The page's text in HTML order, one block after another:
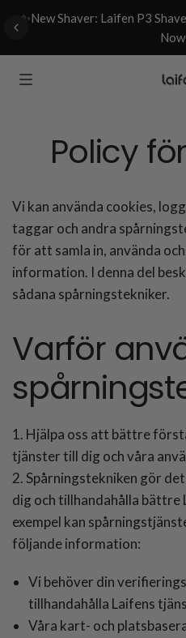
✨New Shaver: Laifen P3
Policy
Vi kan använda cookies,
taggar och andra
för att samla in, använda
information. I denna del
sådana spårningstekniker.
Varför
1. Hjälpa oss att bättre
tjänster till dig och våra
2. Spårningstekniken gör
dig och tillhandahålla
exempel kan
följande information:
Vi behöver din
tillhandahålla Laifens
Våra kart- och